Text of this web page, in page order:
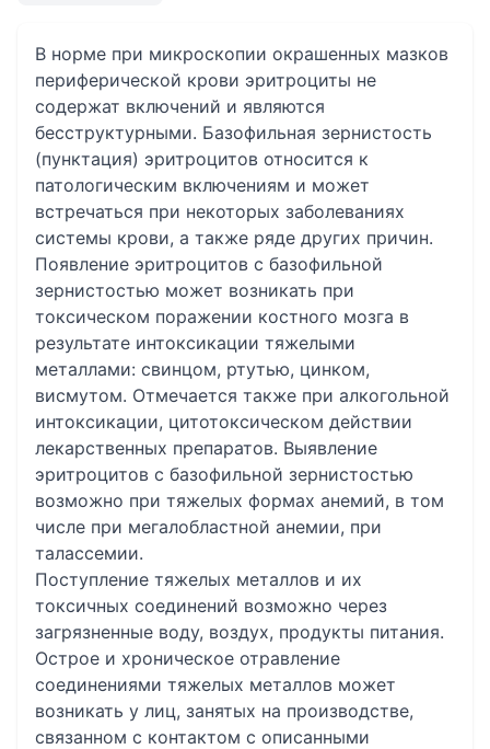
В норме при микроскопии окрашенных мазков
периферической крови эритроциты не
содержат включений и являются
бесструктурными. Базофильная зернистость
(пунктация) эритроцитов относится к
патологическим включениям и может
встречаться при некоторых заболеваниях
системы крови, а также ряде других причин.
Появление эритроцитов с базофильной
зернистостью может возникать при
токсическом поражении костного мозга в
результате интоксикации тяжелыми
металлами: свинцом, ртутью, цинком,
висмутом. Отмечается также при алкогольной
интоксикации, цитотоксическом действии
лекарственных препаратов. Выявление
эритроцитов с базофильной зернистостью
возможно при тяжелых формах анемий, в том
числе при мегалобластной анемии, при
талассемии.
Поступление тяжелых металлов и их
токсичных соединений возможно через
загрязненные воду, воздух, продукты питания.
Острое и хроническое отравление
соединениями тяжелых металлов может
возникать у лиц, занятых на производстве,
связанном с контактом с описанными